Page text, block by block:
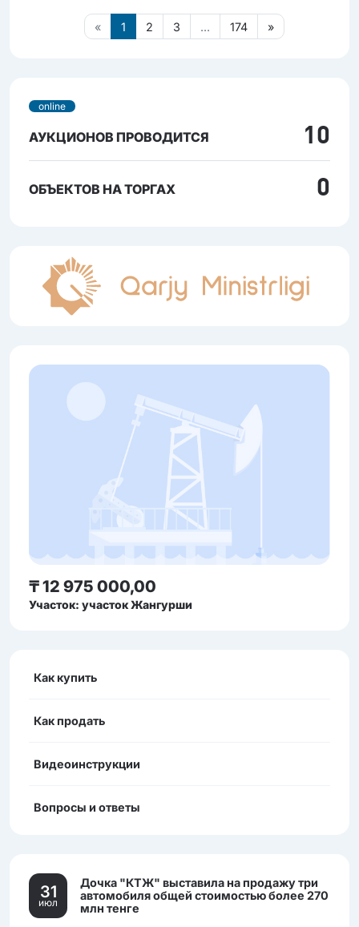
« 1 2 3 ... 174 »
online
АУКЦИОНОВ ПРОВОДИТСЯ 10
ОБЪЕКТОВ НА ТОРГАХ 0
₸ 12 975 000,00
Участок: участок Жангурши
Как купить
Как продать
Видеоинструкции
Вопросы и ответы
31
июл
Дочка "КТЖ" выставила на продажу три
автомобиля общей стоимостью более 270
млн тенге